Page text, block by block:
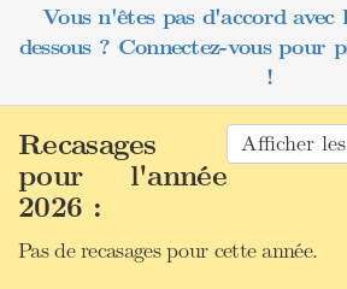
Vous n'êtes pas d'accord avec
dessous ? Connectez-vous pour
!
Afficher
Recasages
pour l'année
2026 :
Pas de recasages pour cette année.